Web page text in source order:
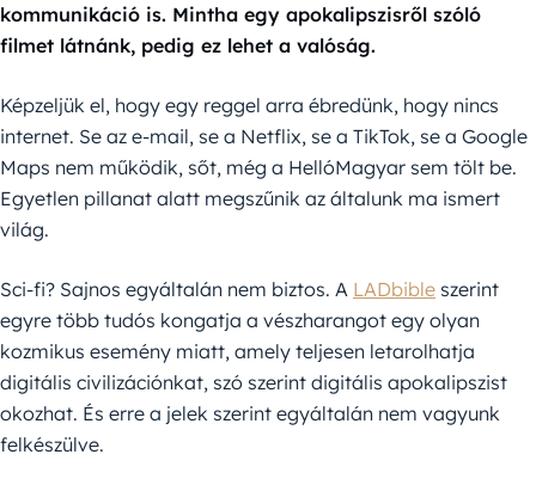
kommunikáció is. Mintha egy apokalipszisről szóló
filmet látnánk, pedig ez lehet a valóság.
Képzeljük el, hogy egy reggel arra ébredünk, hogy nincs
internet. Se az e-mail, se a Netflix, se a TikTok, se a Google
Maps nem működik, sőt, még a HellóMagyar sem tölt be.
Egyetlen pillanat alatt megszűnik az általunk ma ismert
világ.
Sci-fi? Sajnos egyáltalán nem biztos. A LADbible szerint
egyre több tudós kongatja a vészharangot egy olyan
kozmikus esemény miatt, amely teljesen letarolhatja
digitális civilizációnkat, szó szerint digitális apokalipszist
okozhat. És erre a jelek szerint egyáltalán nem vagyunk
felkészülve.